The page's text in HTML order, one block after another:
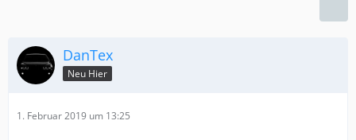
DanTex
Neu Hier
1. Februar 2019 um 13:25